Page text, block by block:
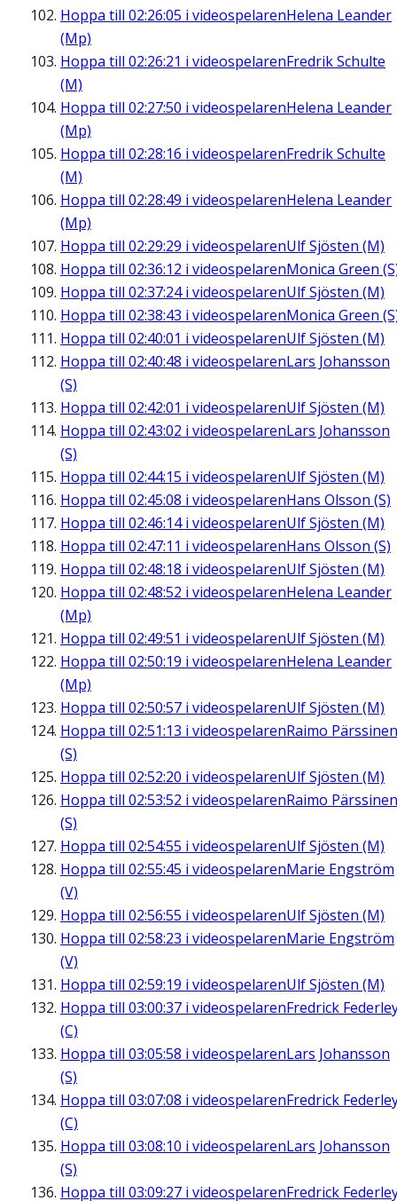
Hoppa till 02:26:05 i videospelarenHelena Leander
(Mp)
Hoppa till 02:26:21 i videospelarenFredrik Schulte
(M)
Hoppa till 02:27:50 i videospelarenHelena Leander
(Mp)
Hoppa till 02:28:16 i videospelarenFredrik Schulte
(M)
Hoppa till 02:28:49 i videospelarenHelena Leander
(Mp)
Hoppa till 02:29:29 i videospelarenUlf Sjösten (M)
Hoppa till 02:36:12 i videospelarenMonica Green
Hoppa till 02:37:24i videospelarenUlf Sjösten (M)
Hoppa till 02:38:43 i videospelarenMonica Green
Hoppa till 02:40:01 i videospelarenUlf Sjösten (M)
Hoppa till 02:40:48 i videospelarenLars Johansson
(S)
Hoppa till 02:42:01 i videospelarenUlf Sjösten (M)
Hoppa till 02:43:02 i videospelarenLars Johansson
(S)
Hoppa till 02:44:15 i videospelarenUlf Sjösten (M)
Hoppa till 02:45:08 i videospelarenHans Olsson (S)
Hoppa till 02:46:14i videospelarenUlf Sjösten (M)
Hoppa till 02:47:11 i videospelarenHans Olsson (S)
Hoppa till 02:48:18 i videospelarenUlf Sjösten (M)
Hoppa till 02:48:52 i videospelarenHelena Leander
(Mp)
Hoppa till 02:49:51 i videospelarenUlf Sjösten (M)
Hoppa till 02:50:19 i videospelarenHelena Leander
(Mp)
Hoppa till 02:50:57 i videospelarenUlf Sjösten (M)
Hoppa till 02:51:13 i videospelarenRaimo Pärssinen
(S)
Hoppa till 02:52:20 i videospelarenUlf Sjösten (M)
Hoppa till 02:53:52 i videospelarenRaimo Pärssinen
(S)
Hoppa till 02:54:55 i videospelarenUlf Sjösten (M)
Hoppa till 02:55:45 i videospelarenMarie Engström
(V)
Hoppa till 02:56:55 i videospelarenUlf Sjösten (M)
Hoppa till 02:58:23 i videospelarenMarie Engström
(V)
Hoppa till 02:59:19 i videospelarenUlf Sjösten (M)
Hoppa till 03:00:37 i videospelarenFredrick
(C)
Hoppa till 03:05:58 i videospelarenLars Johansson
(S)
Hoppa till 03:07:08 i videospelarenFredrick
(C)
Hoppa till 03:08:10 i videospelarenLars Johansson
(S)
Hoppa till 03:09:27 i videospelarenFredrick